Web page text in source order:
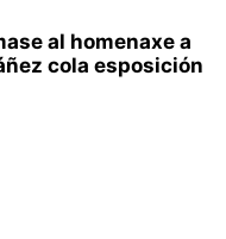
al homenaxe a
cola esposición